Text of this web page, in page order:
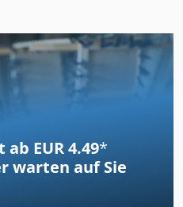
EUR 4.49*
warten auf Sie